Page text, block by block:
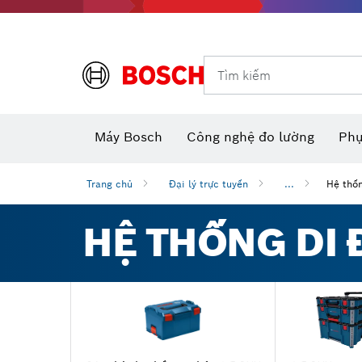
Tìm kiếm
Máy Bosch Công nghệ đo lường
Trang chủ Đại lý trực tuyến ... Hệ
HỆ THỐNG DI